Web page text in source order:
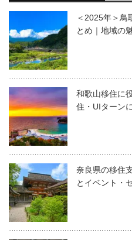
＜2025年＞鳥
とめ｜地域の
和歌山移住に
住・UIターン
奈良県の移住
とイベント・